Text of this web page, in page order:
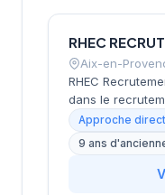
humaine.
Aix-en-
RHEC
dans le
secteurs de
commissariat
l'immobilier,
région PACA et
Approche
9 ans